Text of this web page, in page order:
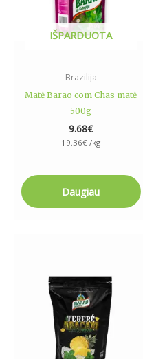
IŠPARDUOTA
Brazilija
Matė Barao com Chas matė
500g
9.68€
19.36€ /kg
Daugiau